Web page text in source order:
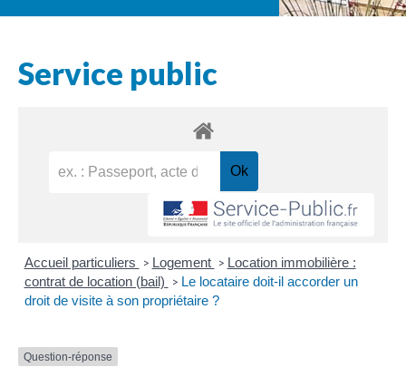
Service public
Accueil particuliers > Logement > Location immobilière :
contrat de location (bail)
> Le locataire doit-il accorder un
droit de visite à son propriétaire ?
Question-réponse